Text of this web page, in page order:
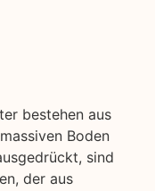
bestehen aus
Boden
sind
der aus